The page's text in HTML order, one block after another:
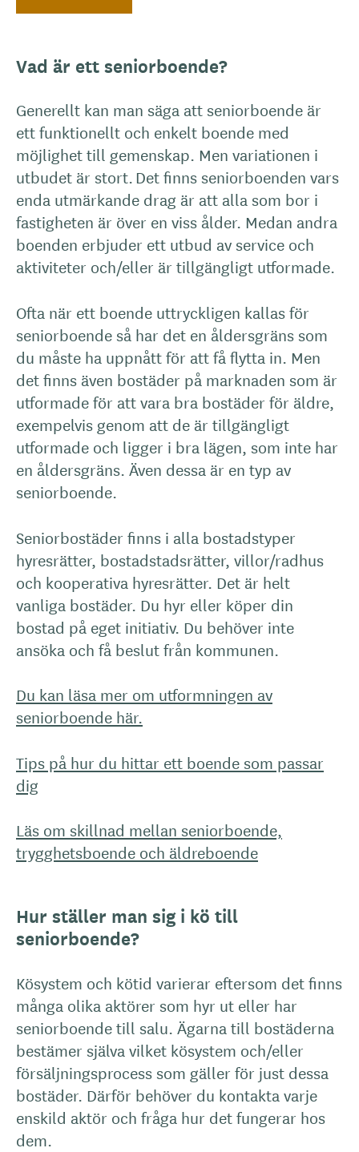
Vad är ett seniorboende?
Generellt kan man säga att seniorboende är
ett funktionellt och enkelt boende med
möjlighet till gemenskap. Men variationen i
utbudet är stort. Det finns seniorboenden vars
enda utmärkande drag är att alla som bor i
fastigheten är över en viss ålder. Medan andra
boenden erbjuder ett utbud av service och
aktiviteter och/eller är tillgängligt utformade.
Ofta när ett boende uttryckligen kallas för
seniorboende så har det en åldersgräns som
du måste ha uppnått för att få flytta in. Men
det finns även bostäder på marknaden som är
utformade för att vara bra bostäder för äldre,
exempelvis genom att de är tillgängligt
utformade och ligger i bra lägen, som inte har
en åldersgräns. Även dessa är en typ av
seniorboende.
Seniorbostäder finns i alla bostadstyper
hyresrätter, bostadstadsrätter, villor/radhus
och kooperativa hyresrätter. Det är helt
vanliga bostäder. Du hyr eller köper din
bostad på eget initiativ. Du behöver inte
ansöka och få beslut från kommunen.
Du kan läsa mer om utformningen av
seniorboende här.
Tips på hur du hittar ett boende som passar
dig
Läs om skillnad mellan seniorboende,
trygghetsboende och äldreboende
Hur ställer man sig i kö till
seniorboende?
Kösystem och kötid varierar eftersom det finns
många olika aktörer som hyr ut eller har
seniorboende till salu. Ägarna till bostäderna
bestämer själva vilket kösystem och/eller
försäljningsprocess som gäller för just dessa
bostäder. Därför behöver du kontakta varje
enskild aktör och fråga hur det fungerar hos
dem.